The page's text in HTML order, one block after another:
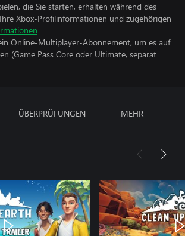
die Sie starten, erhalten während des
Xbox-Profilinformationen und zugehörigen
Online-Multiplayer-Abonnement, um es auf
(Game Pass Core oder Ultimate, separat
ÜBERPRÜFUNGEN MEHR